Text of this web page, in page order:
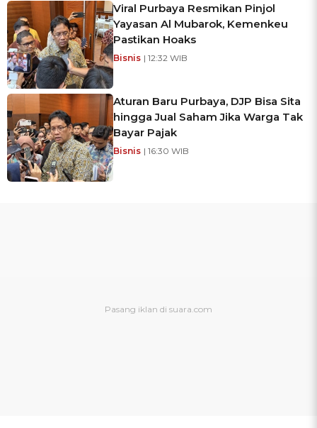
Viral Purbaya Resmikan Pinjol
Yayasan Al Mubarok, Kemenkeu
Pastikan Hoaks
Bisnis | 12:32 WIB
Aturan Baru Purbaya, DJP Bisa Sita
hingga Jual Saham Jika Warga Tak
Bayar Pajak
Bisnis | 16:30 WIB